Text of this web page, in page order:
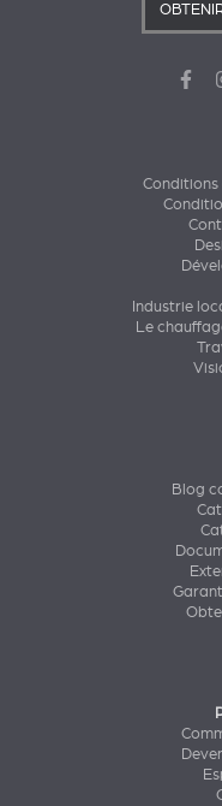
Conditions
Industrie
Le
Blog